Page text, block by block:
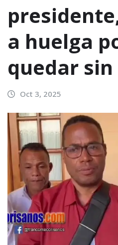
a huelga
quedar
Oct 3, 2025